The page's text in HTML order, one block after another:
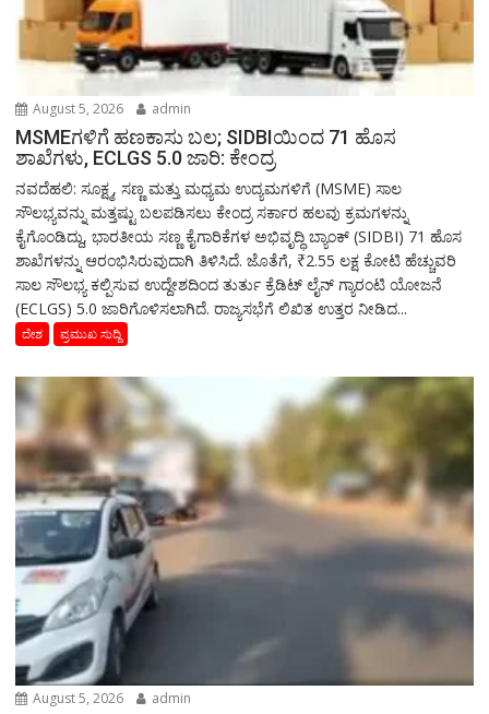
August 5, 2026 admin
MSMEಗಳಿಗೆ ಹಣಕಾಸು ಬಲ; SIDBIಯಿಂದ 71 ಹೊಸ
ಶಾಖೆಗಳು, ECLGS 5.0 ಜಾರಿ: ಕೇಂದ್ರ
ನವದೆಹಲಿ: ಸೂಕ್ಷ್ಮ, ಸಣ್ಣ ಮತ್ತು ಮಧ್ಯಮ ಉದ್ಯಮಗಳಿಗೆ (MSME) ಸಾಲ
ಸೌಲಭ್ಯವನ್ನು ಮತ್ತಷ್ಟು ಬಲಪಡಿಸಲು ಕೇಂದ್ರ ಸರ್ಕಾರ ಹಲವು ಕ್ರಮಗಳನ್ನು
ಕೈಗೊಂಡಿದ್ದು, ಭಾರತೀಯ ಸಣ್ಣ ಕೈಗಾರಿಕೆಗಳ ಅಭಿವೃದ್ಧಿ ಬ್ಯಾಂಕ್ (SIDBI) 71 ಹೊಸ
ಶಾಖೆಗಳನ್ನು ಆರಂಭಿಸಿರುವುದಾಗಿ ತಿಳಿಸಿದೆ. ಜೊತೆಗೆ, ₹2.55 ಲಕ್ಷ ಕೋಟಿ ಹೆಚ್ಚುವರಿ
ಸಾಲ ಸೌಲಭ್ಯ ಕಲ್ಪಿಸುವ ಉದ್ದೇಶದಿಂದ ತುರ್ತು ಕ್ರೆಡಿಟ್ ಲೈನ್ ಗ್ಯಾರಂಟಿ ಯೋಜನೆ
(ECLGS) 5.0 ಜಾರಿಗೊಳಿಸಲಾಗಿದೆ. ರಾಜ್ಯಸಭೆಗೆ ಲಿಖಿತ ಉತ್ತರ ನೀಡಿದ...
ದೇಶ ಪ್ರಮುಖ ಸುದ್ದಿ
August 5, 2026 admin